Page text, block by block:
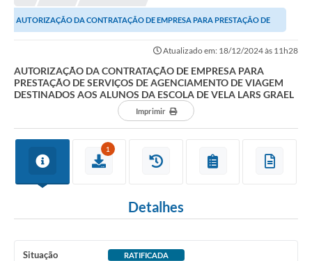
AUTORIZAÇÃO DA CONTRATAÇÃO DE EMPRESA PARA PRESTAÇÃO DE
Atualizado em: 18/12/2024 às 11h28
AUTORIZAÇÃO DA CONTRATAÇÃO DE EMPRESA PARA
PRESTAÇÃO DE SERVIÇOS DE AGENCIAMENTO DE VIAGEM
DESTINADOS AOS ALUNOS DA ESCOLA DE VELA LARS GRAEL
Imprimir
1
Detalhes
Situação RATIFICADA